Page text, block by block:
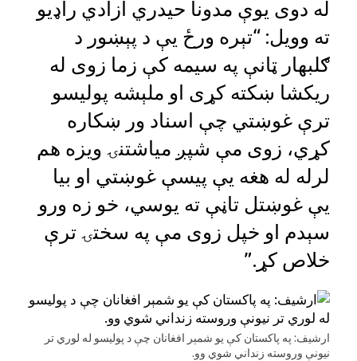
له دوی یوې مدونا حیدري ازادي راډیو
ته وویل: “تېره ورځ یې د پېښور د
ګلبهار ټانې په سیمه کې زما زوی له
ریکشا ښکته کړی او ملېشه پولیسو
ترې غوښتي چې اسناد ور ښکاره
کړي، زوی مې شپږ میاشتنۍ ویزه هم
لرله له هغه یې پیسې غوښتي او بیا
یې غوښتل تاڼې ته یوسي، خو زه ورو
سېدم او خپل زوی مې په سختۍ ترې
خلاص کړ.”
ارشیف: په پاکستان کې یو شمېر افغانان چې د پولیسو له لوري تر
نیونې وروسته زنداني شوي وو.